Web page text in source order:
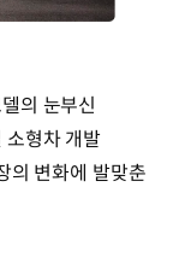
의 눈부신
소형차 개발
의 변화에 발맞춘